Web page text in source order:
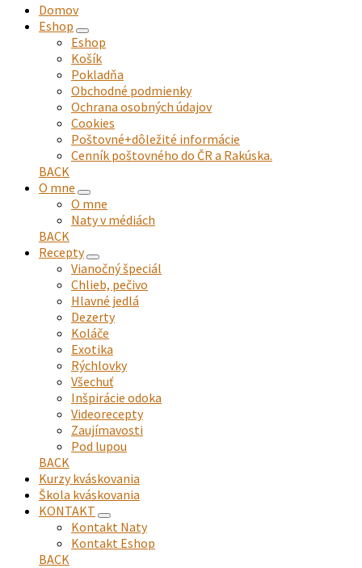
Domov
Eshop
expand
child
menu
Eshop
Košík
Pokladňa
Obchodné podmienky
Ochrana osobných údajov
Cookies
Poštovné+dôležité informácie
Cenník poštovného do ČR a Rakúska.
BACK
O mne
expand
child
menu
O mne
Naty v médiách
BACK
Recepty
expand
child
menu
Vianočný špeciál
Chlieb, pečivo
Hlavné jedlá
Dezerty
Koláče
Exotika
Rýchlovky
Všechuť
Inšpirácie odoka
Videorecepty
Zaujímavosti
Pod lupou
BACK
Kurzy kváskovania
Škola kváskovania
KONTAKT
expand
child
menu
Kontakt Naty
Kontakt Eshop
BACK